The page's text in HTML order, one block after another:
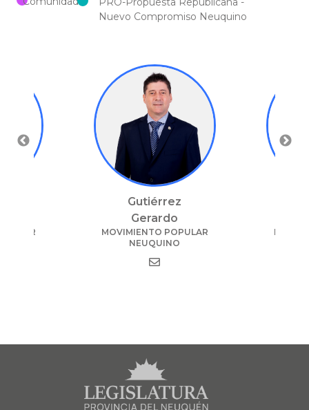
Nuevo Compromiso Neuquino
Gutiérrez
Gerardo
MOVIMIENTO POPULAR
NEUQUINO